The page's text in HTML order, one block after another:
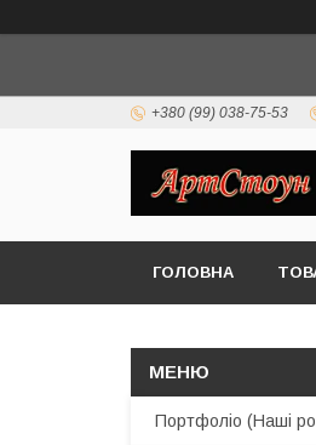
+380 (99) 038-75-53
ГОЛОВНА
Портфоліо (Наші